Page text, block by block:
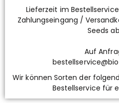
Lieferzeit im
Zahlungseingang /
Seeds
Auf
Wir können Sorten der
Bestellservice für